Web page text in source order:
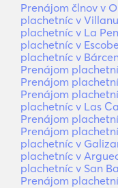
Prenájom člnov v
plachetníc v
plachetníc v La
plachetníc v
plachetníc v
Prenájom
Prenájom
Prenájom
plachetníc v Las
Prenájom
Prenájom
plachetníc v
plachetníc v
plachetníc v San
Prenájom